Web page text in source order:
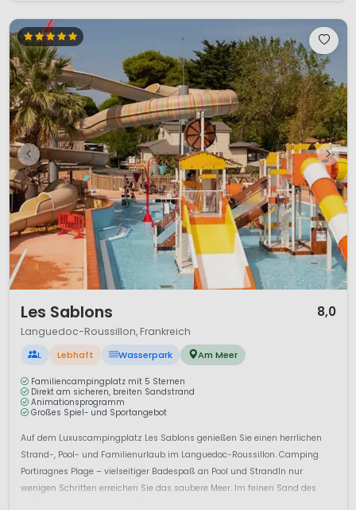
Les Sablons 8,0
Languedoc-Roussillon, Frankreich
L Lebhaft Wasserpark Am Meer
Familiencampingplatz mit 5 Sternen
Direkt am sicheren, breiten Sandstrand
Animationsprogramm
Großes Spiel- und Sportangebot
Auf dem Luxuscampingplatz Les Sablons genießen Sie einen herrlichen
Strand-, Pool- und Familienurlaub im Languedoc-Roussillon. Camping
Portiragnes Plage – vielseitiger Badespaß an Pool und StrandIn nur
wenigen Schritten erreichen Sie das saubere Meer. Im feinen Sand des